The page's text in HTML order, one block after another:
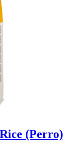
(Perro)